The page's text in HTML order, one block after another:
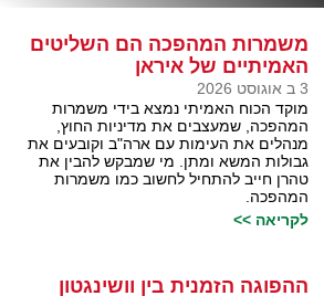
משמרות המהפכה הם השליטים
האמיתיים של איראן
3 ב אוגוסט 2026
מוקד הכוח האמיתי נמצא בידי משמרות
המהפכה, שמעצבים את מדיניות החוץ,
מנהלים את העימות עם ארה"ב וקובעים את
גבולות המשא ומתן. מי שמבקש להבין את
טהרן חייב להתחיל לחשוב כמו משמרות
המהפכה.
לקריאה >>
ההפוגה הזמנית בין וושינגטון